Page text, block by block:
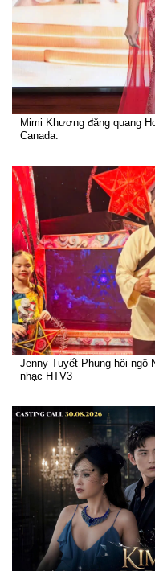
Mimi Khương đăng quang
Canada.
Jenny Tuyết Phụng hội ngộ
nhạc HTV3